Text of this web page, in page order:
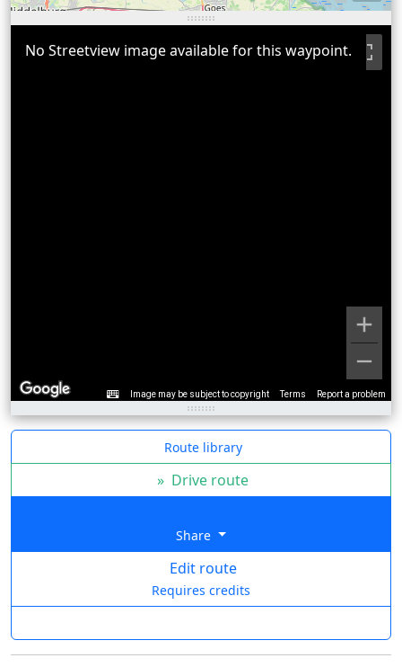
Image may be subject to copyright Terms Report a problem
No Streetview image available for this waypoint.
Route library
» Drive route
Share
Edit route
Requires credits